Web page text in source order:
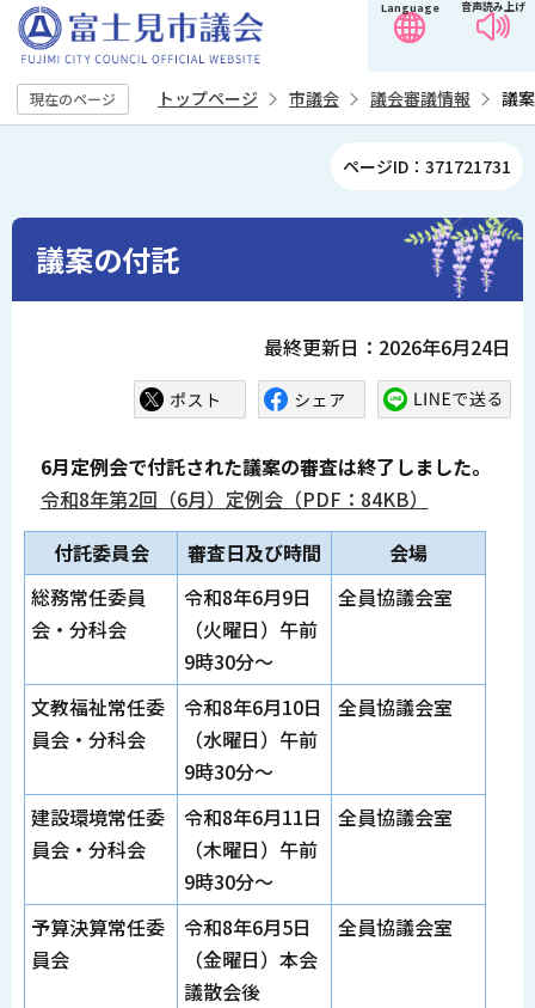
こ
ペ
ー
す
音声読み上げ
Language
現在のページ トップページ 市議会 議会審議情報 議
こ
ページID：371721731
議案の付託
最終更新日：2026年6月24日
6月定例会で付託された議案の審査は終了しました。
令和8年第2回（6月）定例会（PDF：84KB）
付託委員会
審査日及び時間
会場
総務常任委員
会・分科会
令和8年6月9日
（火曜日）午前
9時30分～
全員協議会室
文教福祉常任委
員会・分科会
令和8年6月10日
（水曜日）午前
9時30分～
全員協議会室
建設環境常任委
員会・分科会
令和8年6月11日
（木曜日）午前
9時30分～
全員協議会室
予算決算常任委
員会
令和8年6月5日
（金曜日）本会
議散会後
全員協議会室